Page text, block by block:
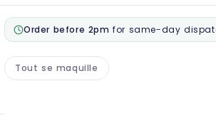
Order before 2pm for same-day
Tout se maquille